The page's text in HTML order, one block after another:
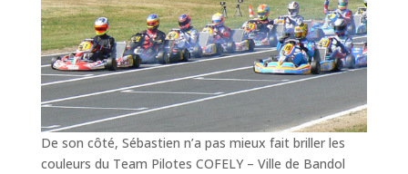
De son côté, Sébastien n’a pas mieux fait briller les
couleurs du Team Pilotes COFELY – Ville de Bandol